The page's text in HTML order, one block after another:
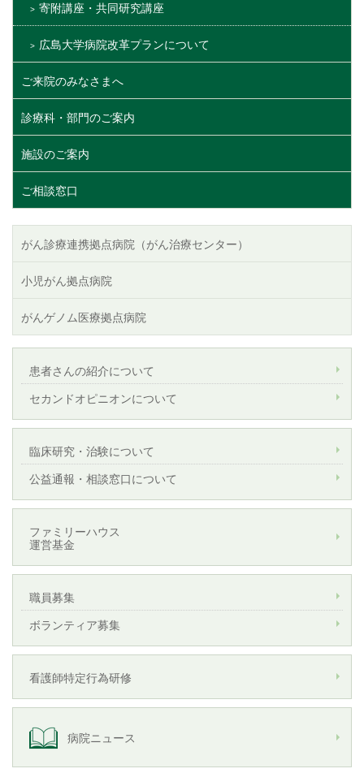
寄附講座・共同研究講座
広島大学病院改革プランについて
ご来院のみなさまへ
診療科・部門のご案内
施設のご案内
ご相談窓口
がん診療連携拠点病院（がん治療センター）
小児がん拠点病院
がんゲノム医療拠点病院
患者さんの紹介について
セカンドオピニオンについて
臨床研究・治験について
公益通報・相談窓口について
ファミリーハウス
運営基金
職員募集
ボランティア募集
看護師特定行為研修
病院ニュース